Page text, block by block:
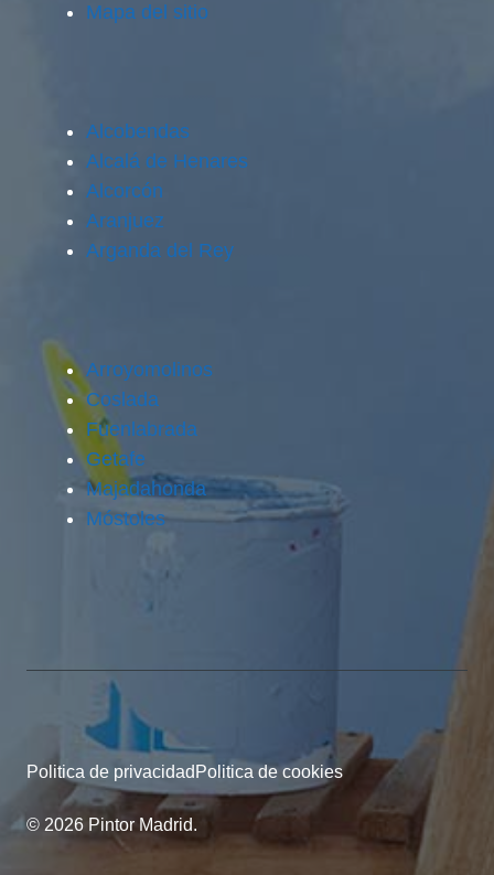
Mapa del sitio
Alcobendas
Alcalá de Henares
Alcorcón
Aranjuez
Arganda del Rey
Arroyomolinos
Coslada
Fuenlabrada
Getafe
Majadahonda
Móstoles
© 2026 Pintor Madrid.
Politica de privacidad Politica de cookies